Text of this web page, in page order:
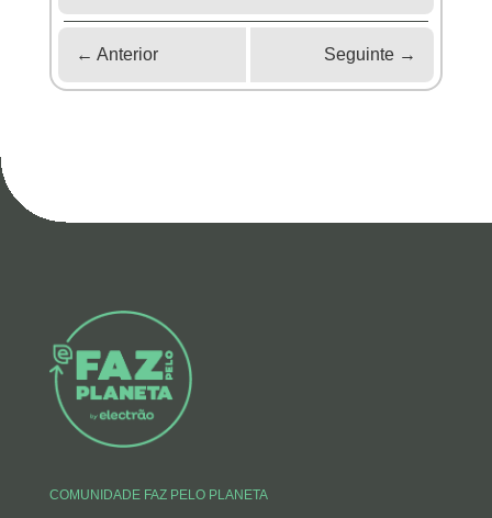
← Anterior Seguinte →
COMUNIDADE FAZ PELO PLANETA